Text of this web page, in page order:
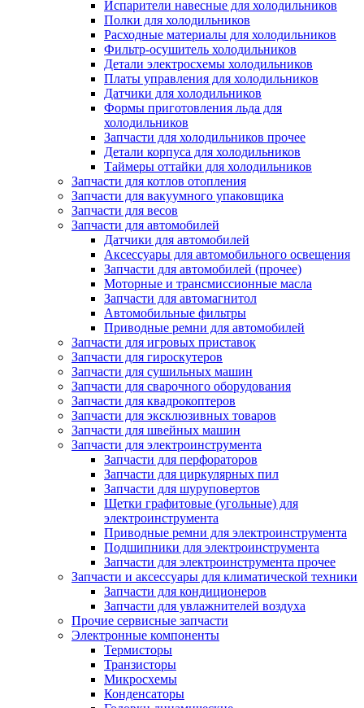
Испарители навесные для холодильников
Полки для холодильников
Расходные материалы для холодильников
Фильтр-осушитель холодильников
Детали электросхемы холодильников
Платы управления для холодильников
Датчики для холодильников
Формы приготовления льда для
холодильников
Запчасти для холодильников прочее
Детали корпуса для холодильников
Таймеры оттайки для холодильников
Запчасти для котлов отопления
Запчасти для вакуумного упаковщика
Запчасти для весов
Запчасти для автомобилей
Датчики для автомобилей
Аксессуары для автомобильного освещения
Запчасти для автомобилей (прочее)
Моторные и трансмиссионные масла
Запчасти для автомагнитол
Автомобильные фильтры
Приводные ремни для автомобилей
Запчасти для игровых приставок
Запчасти для гироскутеров
Запчасти для сушильных машин
Запчасти для сварочного оборудования
Запчасти для квадрокоптеров
Запчасти для эксклюзивных товаров
Запчасти для швейных машин
Запчасти для электроинструмента
Запчасти для перфораторов
Запчасти для циркулярных пил
Запчасти для шуруповертов
Щетки графитовые (угольные) для
электроинструмента
Приводные ремни для электроинструмента
Подшипники для электроинструмента
Запчасти для электроинструмента прочее
Запчасти и аксессуары для климатической техники
Запчасти для кондиционеров
Запчасти для увлажнителей воздуха
Прочие сервисные запчасти
Электронные компоненты
Термисторы
Транзисторы
Микросхемы
Конденсаторы